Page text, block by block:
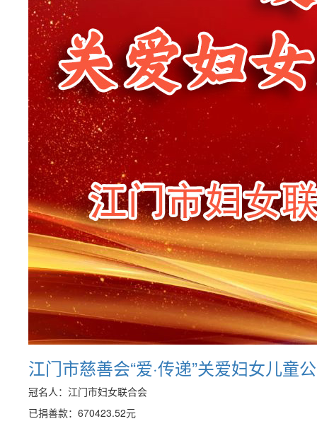
江门市慈善会“爱·传递”关爱妇女儿童
冠名人：江门市妇女联合会
已捐善款： 670423.52元